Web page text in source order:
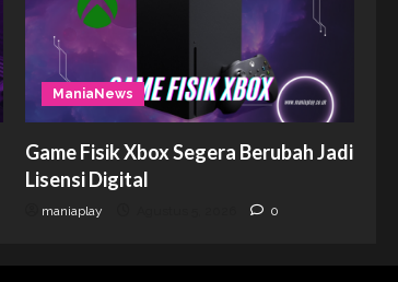
ManiaNews
Game Fisik Xbox Segera Berubah Jadi
Lisensi Digital
maniaplay 0